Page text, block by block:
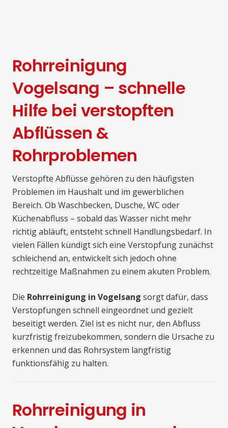
Rohrreinigung
Vogelsang – schnelle
Hilfe bei verstopften
Abflüssen &
Rohrproblemen
Verstopfte Abflüsse gehören zu den häufigsten
Problemen im Haushalt und im gewerblichen
Bereich. Ob Waschbecken, Dusche, WC oder
Küchenabfluss – sobald das Wasser nicht mehr
richtig abläuft, entsteht schnell Handlungsbedarf. In
vielen Fällen kündigt sich eine Verstopfung zunächst
schleichend an, entwickelt sich jedoch ohne
rechtzeitige Maßnahmen zu einem akuten Problem.
Die Rohrreinigung in Vogelsang sorgt dafür, dass
Verstopfungen schnell eingeordnet und gezielt
beseitigt werden. Ziel ist es nicht nur, den Abfluss
kurzfristig freizubekommen, sondern die Ursache zu
erkennen und das Rohrsystem langfristig
funktionsfähig zu halten.
Rohrreinigung in